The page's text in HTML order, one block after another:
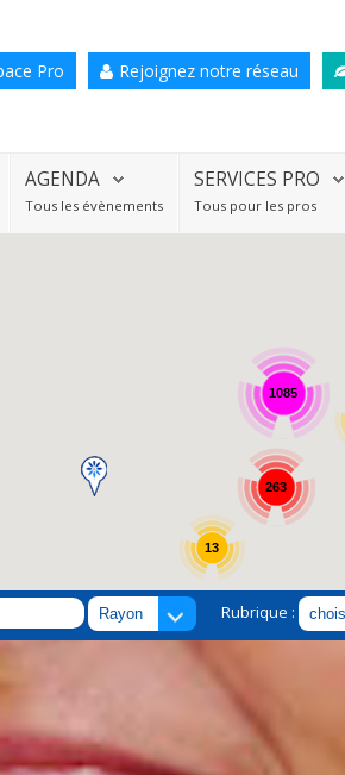
Pro Rejoignez notre réseau
AGENDA
Tous les évènements
SERVICES PRO
Tous pour les pros
1085
13
263
Rubrique :